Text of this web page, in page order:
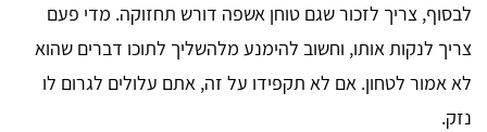
לבסוף, צריך לזכור שגם טוחן אשפה דורש תחזוקה. מדי פעם
צריך לנקות אותו, וחשוב להימנע מלהשליך לתוכו דברים שהוא
לא אמור לטחון. אם לא תקפידו על זה, אתם עלולים לגרום לו
נזק.